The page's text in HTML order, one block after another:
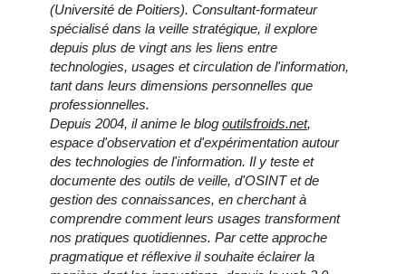
(Université de Poitiers). Consultant-formateur
spécialisé dans la veille stratégique, il explore
depuis plus de vingt ans les liens entre
technologies, usages et circulation de l'information,
tant dans leurs dimensions personnelles que
professionnelles.
Depuis 2004, il anime le blog outilsfroids.net,
espace d'observation et d'expérimentation autour
des technologies de l'information. Il y teste et
documente des outils de veille, d'OSINT et de
gestion des connaissances, en cherchant à
comprendre comment leurs usages transforment
nos pratiques quotidiennes. Par cette approche
pragmatique et réflexive il souhaite éclairer la